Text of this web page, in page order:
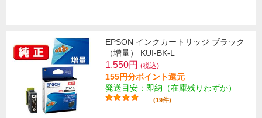
EPSON インクカートリッジ ブラック
（増量） KUI-BK-L
1,550円 (税込)
155円分ポイント還元
発送目安：即納（在庫残りわずか）
(19件)